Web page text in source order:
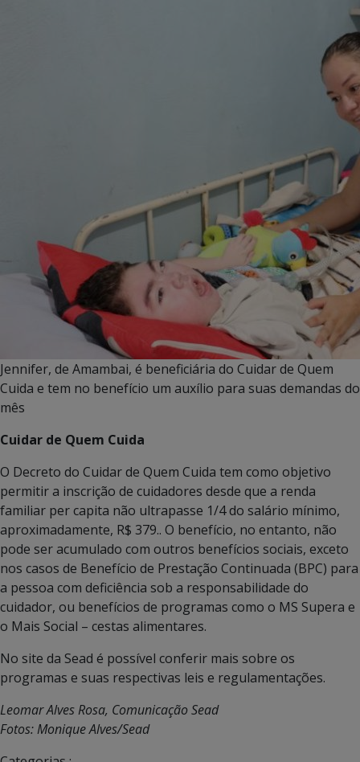
Jennifer, de Amambai, é beneficiária do Cuidar de Quem
Cuida e tem no benefício um auxílio para suas demandas do
mês
Cuidar de Quem Cuida
O Decreto do Cuidar de Quem Cuida tem como objetivo
permitir a inscrição de cuidadores desde que a renda
familiar per capita não ultrapasse 1/4 do salário mínimo,
aproximadamente, R$ 379.. O benefício, no entanto, não
pode ser acumulado com outros benefícios sociais, exceto
nos casos de Benefício de Prestação Continuada (BPC) para
a pessoa com deficiência sob a responsabilidade do
cuidador, ou benefícios de programas como o MS Supera e
o Mais Social – cestas alimentares.
No site da Sead é possível conferir mais sobre os
programas e suas respectivas leis e regulamentações.
Leomar Alves Rosa, Comunicação Sead
Fotos: Monique Alves/Sead